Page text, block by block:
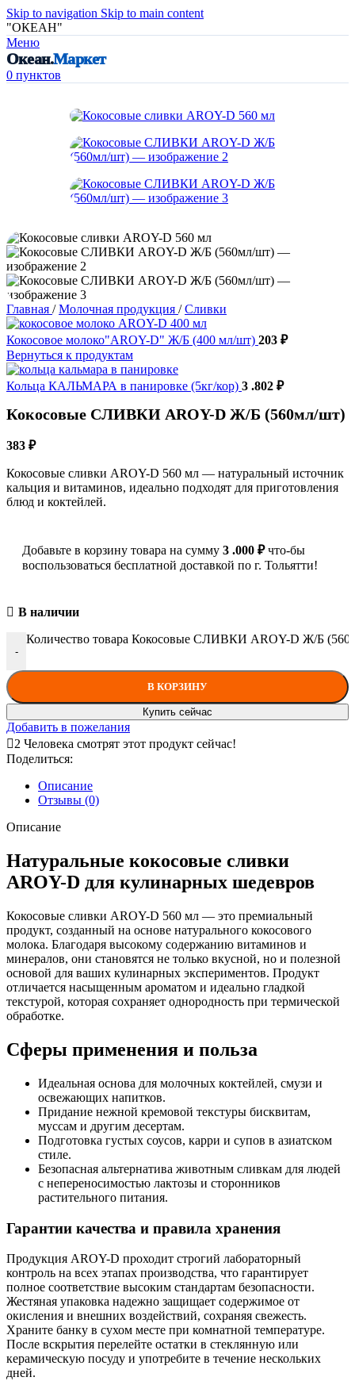
Skip to navigation Skip to main content
"ОКЕАН"
Меню
Океан.Маркет
0 пунктов
Главная / Молочная продукция / Сливки
Кокосовое молоко"AROY-D" Ж/Б (400 мл/шт) 203 ₽
Вернуться к продуктам
Кольца КАЛЬМАРА в панировке (5кг/кор) 3 .802 ₽
Кокосовые СЛИВКИ AROY-D Ж/Б (560мл/шт)
383 ₽
Кокосовые сливки AROY-D 560 мл — натуральный источник
кальция и витаминов, идеально подходят для приготовления
блюд и коктейлей.
Добавьте в корзину товара на сумму 3 .000 ₽что-бы
воспользоваться бесплатной доставкой по г. Тольятти!
В наличии
-
Количество товара Кокосовые СЛИВКИ AROY-D Ж/Б
В КОРЗИНУ
Купить сейчас
Добавить в пожелания
2 Человека смотрят этот продукт сейчас!
Поделиться:
Описание
Отзывы (0)
Описание
Натуральные кокосовые сливки
AROY-D для кулинарных шедевров
Кокосовые сливки AROY-D 560 мл — это премиальный
продукт, созданный на основе натурального кокосового
молока. Благодаря высокому содержанию витаминов и
минералов, они становятся не только вкусной, но и полезной
основой для ваших кулинарных экспериментов. Продукт
отличается насыщенным ароматом и идеально гладкой
текстурой, которая сохраняет однородность при термической
обработке.
Сферы применения и польза
Идеальная основа для молочных коктейлей, смузи и
освежающих напитков.
Придание нежной кремовой текстуры бисквитам,
муссам и другим десертам.
Подготовка густых соусов, карри и супов в азиатском
стиле.
Безопасная альтернатива животным сливкам для людей
с непереносимостью лактозы и сторонников
растительного питания.
Гарантии качества и правила хранения
Продукция AROY-D проходит строгий лабораторный
контроль на всех этапах производства, что гарантирует
полное соответствие высоким стандартам безопасности.
Жестяная упаковка надежно защищает содержимое от
окисления и внешних воздействий, сохраняя свежесть.
Храните банку в сухом месте при комнатной температуре.
После вскрытия перелейте остатки в стеклянную или
керамическую посуду и употребите в течение нескольких
дней.